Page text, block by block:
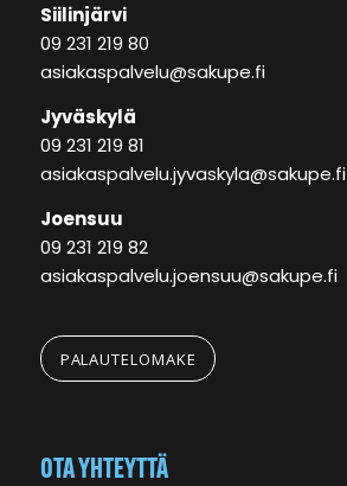
Siilinjärvi
09 231 219 80
asiakaspalvelu@sakupe.fi
Jyväskylä
09 231 219 81
asiakaspalvelu.jyvaskyla@sakupe.fi
Joensuu
09 231 219 82
asiakaspalvelu.joensuu@sakupe.fi
PALAUTELOMAKE
OTA YHTEYTTÄ